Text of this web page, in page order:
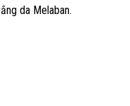
da Melaban.